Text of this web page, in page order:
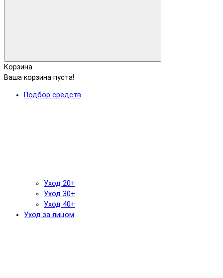
Корзина
Ваша корзина пуста!
Подбор средств
Уход 20+
Уход 30+
Уход 40+
Уход за лицом